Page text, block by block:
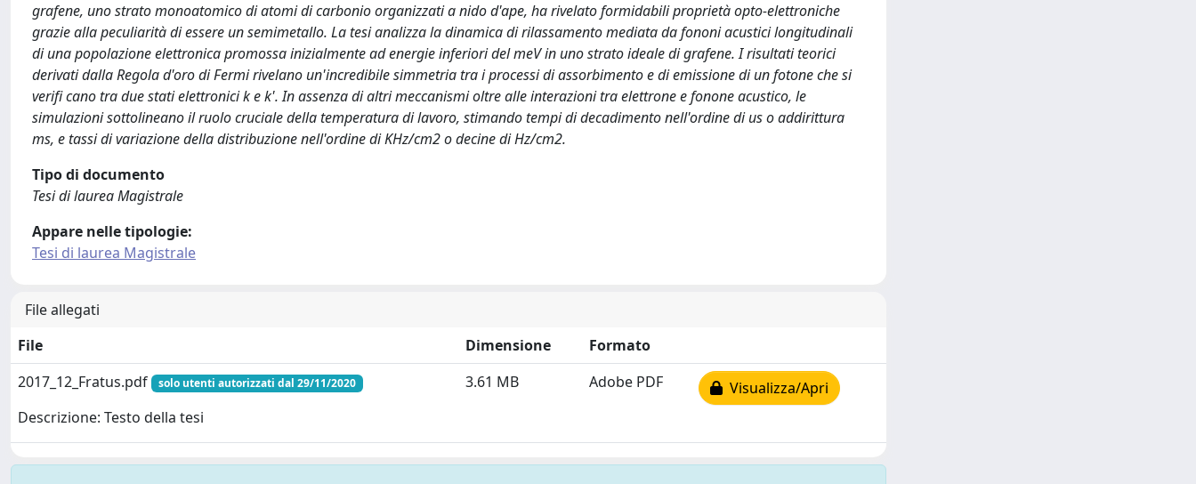
grafene, uno strato monoatomico di atomi di carbonio organizzati a nido d'ape, ha rivelato formidabili proprietà opto-elettroniche
grazie alla peculiarità di essere un semimetallo. La tesi analizza la dinamica di rilassamento mediata da fononi acustici longitudinali
di una popolazione elettronica promossa inizialmente ad energie inferiori del meV in uno strato ideale di grafene. I risultati teorici
derivati dalla Regola d'oro di Fermi rivelano un'incredibile simmetria tra i processi di assorbimento e di emissione di un fotone che si
verifi cano tra due stati elettronici k e k'. In assenza di altri meccanismi oltre alle interazioni tra elettrone e fonone acustico, le
simulazioni sottolineano il ruolo cruciale della temperatura di lavoro, stimando tempi di decadimento nell'ordine di us o addirittura
ms, e tassi di variazione della distribuzione nell'ordine di KHz/cm2 o decine di Hz/cm2.
Tipo di documento
Tesi di laurea Magistrale
Appare nelle tipologie:
Tesi di laurea Magistrale
File allegati
File
Dimensione
Formato
2017_12_Fratus.pdf
solo utenti autorizzati dal 29/11/2020
Descrizione: Testo della tesi
3.61 MB Adobe PDF Visualizza/Apri